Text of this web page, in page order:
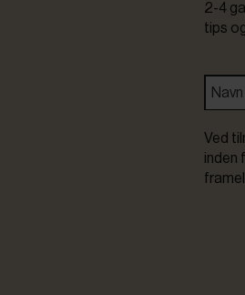
2-4
tips
Ved
inden